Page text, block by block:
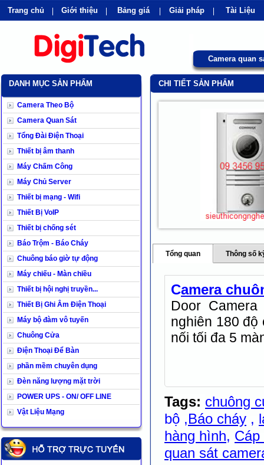
Trang chủ Giới thiệu Bảng giá Giải pháp Tài Liệu
products
Camera quan
DANH MỤC SẢN PHẨM
Camera Theo Bộ
Camera Quan Sát
Tổng Đài Điện Thoại
Thiết bị âm thanh
Máy Chấm Công
Máy Chủ Server
Thiết bị mạng - Wifi
Thiết Bị VoIP
Thiết bị chống sét
Báo Trộm - Báo Cháy
Chuông báo giờ tự động
Máy chiếu - Màn chiều
Thiết bị hội nghị truyền...
Thiết Bị Ghi Âm Điện Thoại
Máy bộ đàm vô tuyến
Chuông Cửa
Điện Thoại Để Bàn
phần mềm chuyên dụng
Đèn năng lượng mặt trời
POWER UPS - ON/ OFF LINE
Vật Liệu Mạng
CHI TIẾT SẢN PHẨM
Tổng quan Thông số
Camera
Door
nghiên 180 độ
nối tối đa 5
Tags: chuông
bộ ,Báo cháy ,
hàng hình, Cáp
quan sát